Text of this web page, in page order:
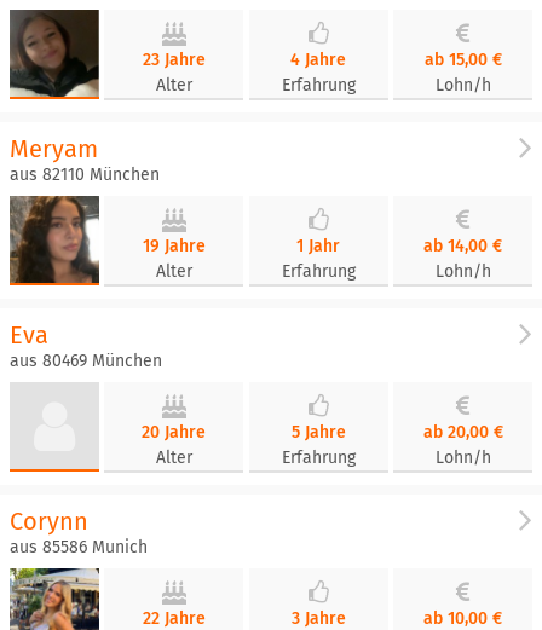
23 Jahre
Alter
4 Jahre
Erfahrung
ab 15,00 €
Lohn/h
Meryam
aus 82110 München
19 Jahre
Alter
1 Jahr
Erfahrung
ab 14,00 €
Lohn/h
Eva
aus 80469 München
20 Jahre
Alter
5 Jahre
Erfahrung
ab 20,00 €
Lohn/h
Corynn
aus 85586 Munich
22 Jahre
3 Jahre
ab 10,00 €